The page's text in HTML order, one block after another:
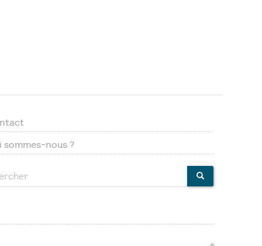
sommes-nous ?
CHERCHER